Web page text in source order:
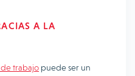
A LA
trabajo puede ser un